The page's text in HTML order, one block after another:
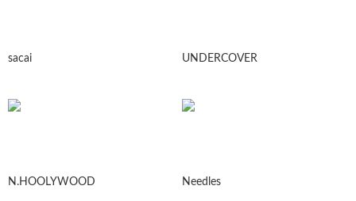
sacai UNDERCOVER
N.HOOLYWOOD Needles